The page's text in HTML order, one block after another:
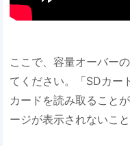
ここで、容量オーバー
てください。「SDカー
カードを読み取ること
ージが表示されないこ